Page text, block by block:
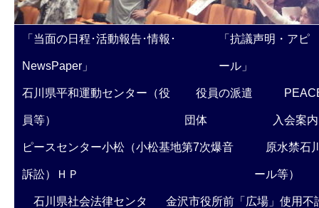
「当面の日程･活動報告･情報･
NewsPaper」
「抗議声明・アピ
ール」
石川県平和運動センター（役
員等）
役員の派遣
団体 入会案内
ピースセンター小松（小松基地第7次爆音
訴訟）ＨＰ
原水禁石
ール等）
石川県社会法律センタ 金沢市役所前「広場」使用不